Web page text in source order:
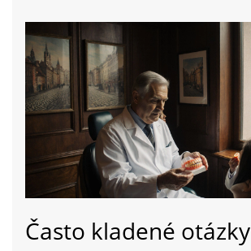
Často kladené otázky